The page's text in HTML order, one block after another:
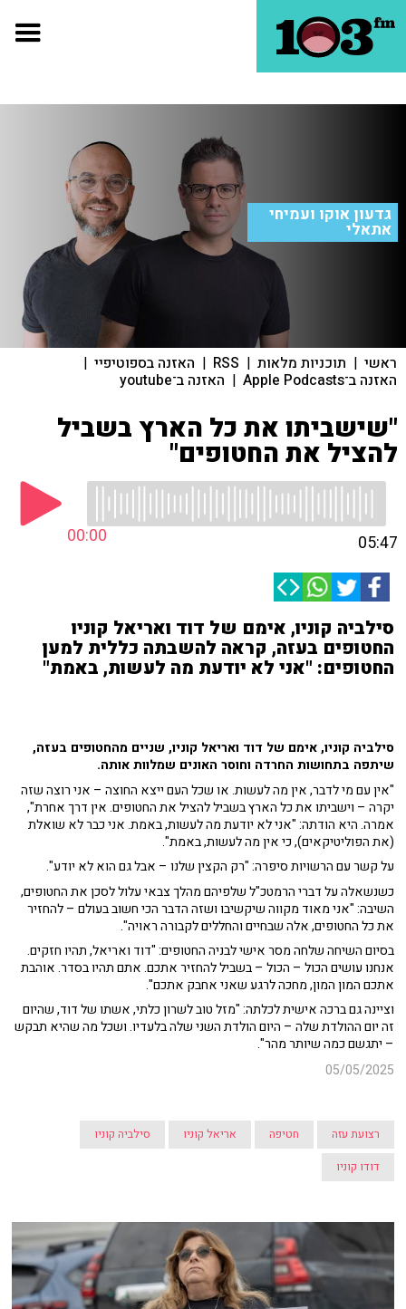
גדעון אוקו ועמיחי
אתאלי
ראשי | תוכניות מלאות |
RSS
| האזנה בספוטיפיי |
האזנה ב־Apple Podcasts | האזנה ב־youtube
"שישביתו את כל הארץ בשביל
להציל את החטופים"
00:00 05:47
סילביה קוניו, אימם של דוד ואריאל קוניו
החטופים בעזה, קראה להשבתה כללית למען
החטופים: "אני לא יודעת מה לעשות, באמת"
סילביה קוניו, אימם של דוד ואריאל קוניו, שניים מהחטופים בעזה,
שיתפה בתחושות החרדה וחוסר האונים שמלוות אותה.
"אין עם מי לדבר, אין מה לעשות. או שכל העם ייצא החוצה – אני רוצה שזה
יקרה – וישביתו את כל הארץ בשביל להציל את החטופים. אין דרך אחרת",
אמרה. היא הודתה: "אני לא יודעת מה לעשות, באמת. אני כבר לא שואלת
(את הפוליטיקאים), כי אין מה לעשות, באמת".
על קשר עם הרשויות סיפרה: "רק הקצין שלנו – אבל גם הוא לא יודע".
כשנשאלה על דברי הרמטכ"ל שלפיהם מהלך צבאי עלול לסכן את החטופים,
השיבה: "אני מאוד מקווה שיקשיבו ושזה הדבר הכי חשוב בעולם – להחזיר
את כל החטופים, אלה שבחיים והחללים לקבורה ראויה".
בסיום השיחה שלחה מסר אישי לבניה החטופים: "דוד ואריאל, תהיו חזקים.
אנחנו עושים הכול – הכול – בשביל להחזיר אתכם. אתם תהיו בסדר. אוהבת
אתכם המון המון, מחכה לרגע שאני אחבק אתכם".
וציינה גם ברכה אישית לכלתה: "מזל טוב לשרון כלתי, אשתו של דוד, שהיום
זה יום ההולדת שלה – היום הולדת השני שלה בלעדיו. ושכל מה שהיא תבקש
– יתגשם כמה שיותר מהר".
05/05/2025
רצועת עזה חטיפה אריאל קוניו
סילביה קוניו
דודו קוניו